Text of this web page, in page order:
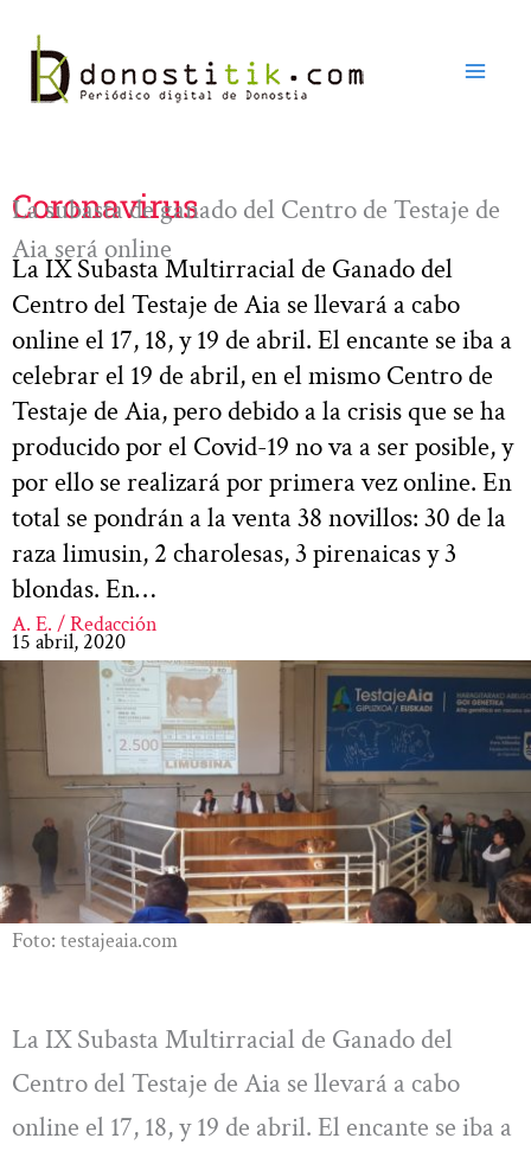
contenido
Coronavirus
La subasta de ganado del Centro de Testaje de
Aia será online
La IX Subasta Multirracial de Ganado del
Centro del Testaje de Aia se llevará a cabo
online el 17, 18, y 19 de abril. El encante se iba a
celebrar el 19 de abril, en el mismo Centro de
Testaje de Aia, pero debido a la crisis que se ha
producido por el Covid-19 no va a ser posible, y
por ello se realizará por primera vez online. En
total se pondrán a la venta 38 novillos: 30 de la
raza limusin, 2 charolesas, 3 pirenaicas y 3
blondas. En…
A. E. / Redacción
15 abril, 2020
Foto: testajeaia.com
La IX Subasta Multirracial de Ganado del
Centro del Testaje de Aia se llevará a cabo
online el 17, 18, y 19 de abril. El encante se iba a